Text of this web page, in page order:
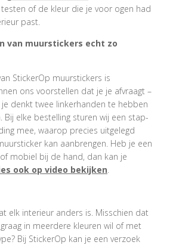
of de kleur die je voor ogen had
past.
van muurstickers echt zo
StickerOp muurstickers is
ons voorstellen dat je je afvraagt –
denkt twee linkerhanden te hebben
Bij elke bestelling sturen wij een stap-
mee, waarop precies uitgelegd
kan aanbrengen. Heb je een
mobiel bij de hand, dan kan je
ook op video bekijken.
elk interieur anders is. Misschien dat
in meerdere kleuren wil of met
Bij StickerOp kan je een verzoek